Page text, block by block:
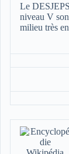
Le
niveau V
milieu très